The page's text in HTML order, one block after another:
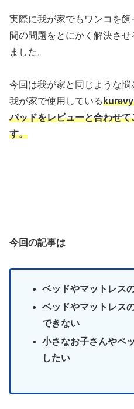
実際に我が家でもワンコを
間の問題をとにかく解決さ
ました。
今回は我が家と同じような悩
我が家で使用しているkurevy
パッドをレビューと合わせ
す。
今回の記事は
ベッドやマットレス
ベッドやマットレス
できない
小さなお子さんやペ
したい